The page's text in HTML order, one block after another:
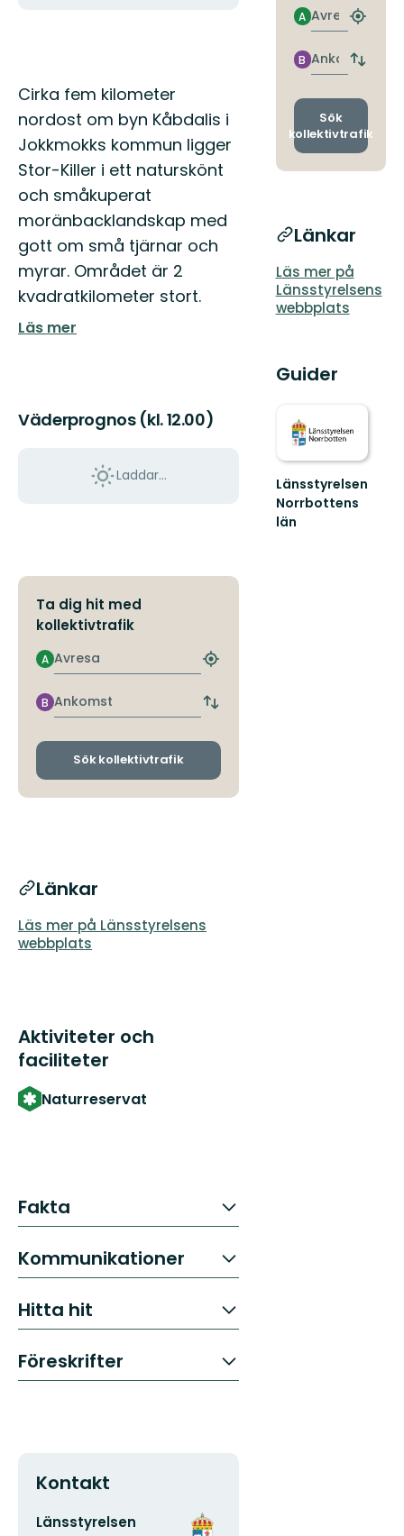
Beskrivning
Cirka fem kilometer
nordost om byn Kåbdalis i
Jokkmokks kommun ligger
Stor-Killer i ett naturskönt
och småkuperat
moränbacklandskap med
gott om små tjärnar och
myrar. Området är 2
kvadratkilometer stort.
Läs mer
Väderprognos (kl. 12.00)
Laddar...
Ta dig hit med
kollektivtrafik
Avresa
A
Hitta
hållplats
Ankomst
B
Byt
och
Sök kollektivtrafik
Länkar
Läs mer på Länsstyrelsens
webbplats
Aktiviteter och
faciliteter
Naturreservat
Fakta
Kommunikationer
Hitta hit
Föreskrifter
Kontakt
E-
Länsstyrelsen
Organisationens
Avresa
A
Hitta
Ankomst
B
Byt
och
Sök
kollektivtrafik
Länkar
Läs mer på
Länsstyrelsens
webbplats
Guider
Länsstyrelsen
Norrbottens
län